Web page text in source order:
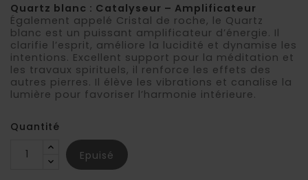
Quartz blanc : Catalyseur – Amplificateur
Également appelé Cristal de roche, le Quartz
blanc est un puissant amplificateur d’énergie. Il
clarifie l’esprit, améliore la lucidité et dynamise les
intentions. Excellent support pour la méditation et
les travaux spirituels, il renforce les effets des
autres pierres. Il élève les vibrations et canalise la
lumière pour favoriser l’harmonie intérieure.
Quantité
Epuisé